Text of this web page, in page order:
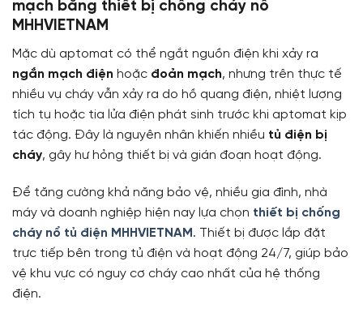
mạch bằng thiết bị chống cháy nổ
MHHVIETNAM
Mặc dù aptomat có thể ngắt nguồn điện khi xảy ra
ngắn mạch điện hoặc đoản mạch, nhưng trên thực tế
nhiều vụ cháy vẫn xảy ra do hồ quang điện, nhiệt lượng
tích tụ hoặc tia lửa điện phát sinh trước khi aptomat kịp
tác động. Đây là nguyên nhân khiến nhiều tủ điện bị
cháy, gây hư hỏng thiết bị và gián đoạn hoạt động.
Để tăng cường khả năng bảo vệ, nhiều gia đình, nhà
máy và doanh nghiệp hiện nay lựa chọn thiết bị chống
cháy nổ tủ điện MHHVIETNAM . Thiết bị được lắp đặt
trực tiếp bên trong tủ điện và hoạt động 24/7, giúp bảo
vệ khu vực có nguy cơ cháy cao nhất của hệ thống
điện.